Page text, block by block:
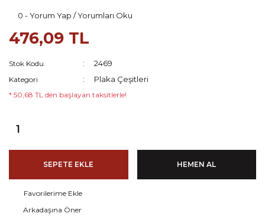
0 - Yorum Yap / Yorumları Oku
476,09 TL
Stok Kodu 2469
Kategori Plaka Çeşitleri
* 50,68 TL den başlayan taksitlerle!
SEPETE EKLE HEMEN AL
Arkadaşına Öner